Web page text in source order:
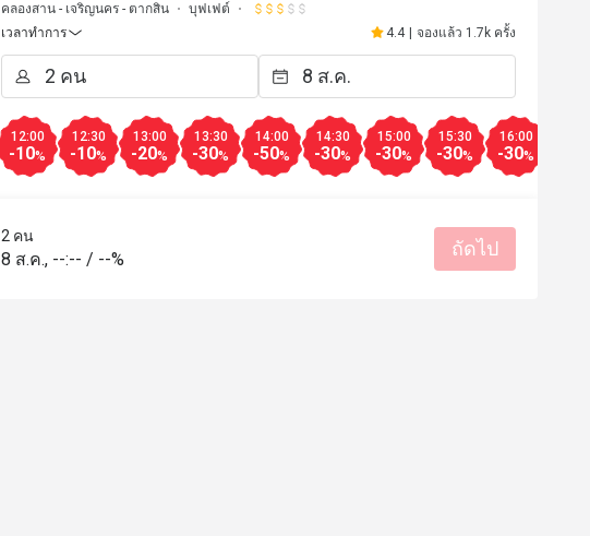
M
M****n
one of our favourite buffet places with good
selection, great quality and nice location next
สถานที่สะอาด
J
When it comes to
nails it! 🔥🍽️ Their hot,
Chocolate Tart,
รสชาติอร่อย ราคาสมเหตุสม
คลองสาน - เจริญนคร - ตากสิน
บุฟเฟต์
เวลาทำการ
4.4 จองแล้ว 1.7k ครั้ง
12:00
-10%
12:30
-10%
13:00
-20%
13:30
-30%
14:00
-50%
14:30
-30%
15:00
-30%
15:30
-30%
16:00
-30%
2 คน
8 ส.ค., --:-- / --% ถัดไป